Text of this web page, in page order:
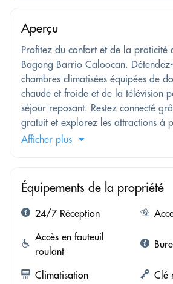
Aperçu
Profitez du confort et de la praticité
Bagong Barrio Caloocan.
chambres climatisées équipées de
chaude et froide et de la télévision
séjour reposant. Restez connecté
gratuit et explorez les attractions à
Afficher plus
Équipements de la propriété
24/7 Réception
Accès en fauteuil
roulant
Climatisation
Clé